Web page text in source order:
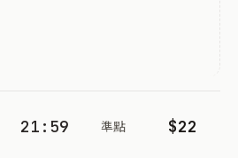
21:59 準點 $22